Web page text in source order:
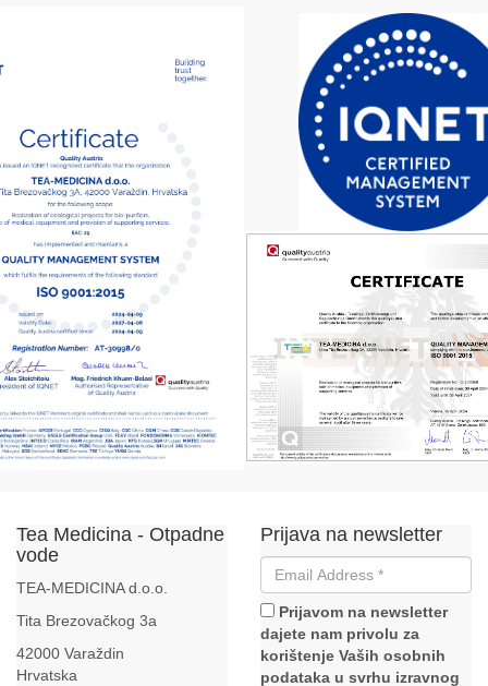
Tea Medicina - Otpadne
vode
TEA-MEDICINA d.o.o.
Tita Brezovačkog 3a
42000 Varaždin
Hrvatska
Prijava na newsletter
Prijavom na newsletter
dajete nam privolu za
korištenje Vaših osobnih
podataka u svrhu izravnog